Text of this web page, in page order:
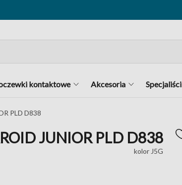
kontaktowe Akcesoria Specjaliści
PLD D838
JUNIOR PLD D838
kolor J5G